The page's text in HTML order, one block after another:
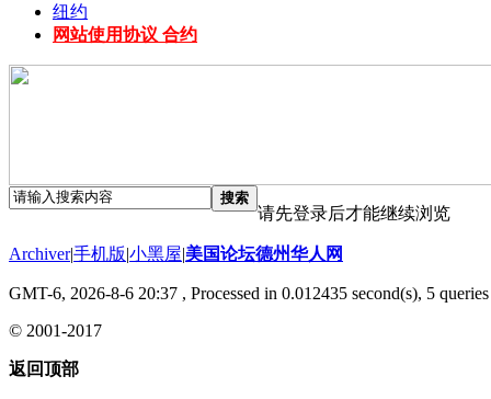
纽约
网站使用协议 合约
搜索
请先登录后才能继续浏览
Archiver|手机版|小黑屋|美国论坛德州华人网
GMT-6, 2026-8-6 20:37 , Processed in 0.012435 second(s), 5
© 2001-2017
返回顶部